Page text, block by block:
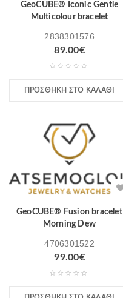
GeoCUBE® Iconic Gentle
Multicolour bracelet
2838301576
89.00€
ΠΡΟΣΘΉΚΗ ΣΤΟ ΚΑΛΆΘΙ
GeoCUBE® Fusion bracelet
Morning Dew
4706301522
99.00€